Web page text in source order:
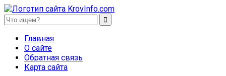
KrovInfo.com
Медицинский сайт о кровеносной системе.
Главная
О сайте
Обратная связь
Карта сайта